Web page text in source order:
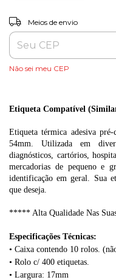
Entregas para o CEP:
Meios de envio
Não sei meu CEP
Etiqueta Compatível
Etiqueta térmica adesiva
54mm. Utilizada em
diagnósticos, cartórios,
mercadorias de pequeno e
identificação em geral. Sua
que deseja.
***** Alta Qualidade Nas
Especificações Técnicas:
• Caixa contendo 10 rolos.
• Rolo c/ 400 etiquetas.
• Largura: 17mm